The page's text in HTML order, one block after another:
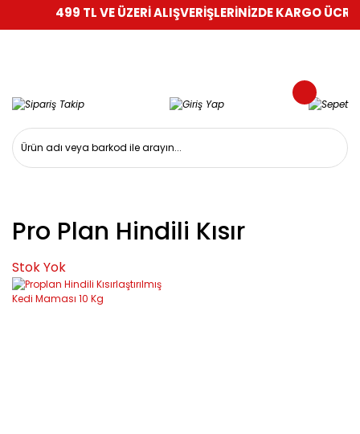
499 TL VE ÜZERİ ALIŞVERİŞLERİNİZDE KARGO
Pro Plan Hindili Kısır
Stok Yok